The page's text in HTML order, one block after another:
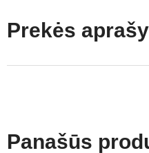
Prekės
Panašūs